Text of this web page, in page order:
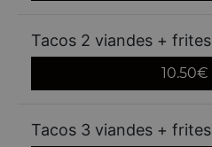
Tacos 2 viandes + frites
10.50€
Tacos 3 viandes + frites